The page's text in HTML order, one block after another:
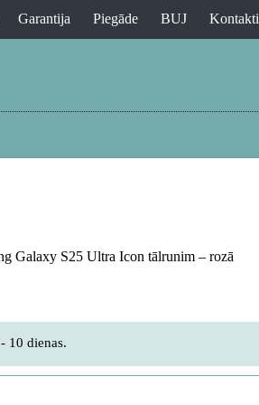
Garantija Piegāde BUJ Kontakti
Galaxy S25 Ultra Icon tālrunim – rozā
10 dienas.